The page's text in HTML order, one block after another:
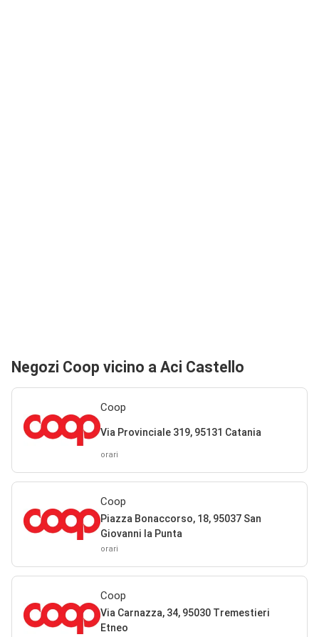
Negozi Coop vicino a Aci Castello
Coop
Via Provinciale 319, 95131 Catania
orari
Coop
Piazza Bonaccorso, 18, 95037 San
Giovanni la Punta
orari
Coop
Via Carnazza, 34, 95030 Tremestieri
Etneo